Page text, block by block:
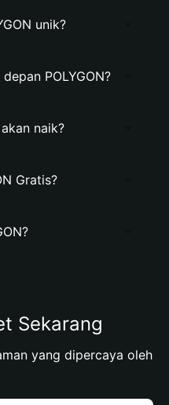
unik?
POLYGON?
naik?
Gratis?
Sekarang
yang dipercaya oleh